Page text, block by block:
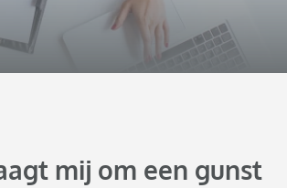
mij om een gunst